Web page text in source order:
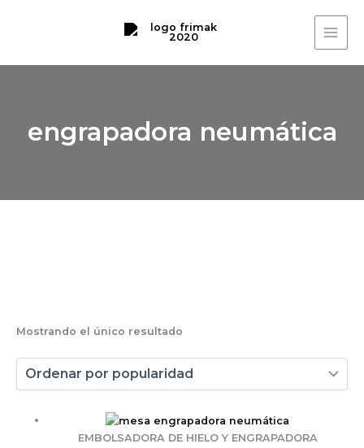
engrapadora neumática
Mostrando el único resultado
EMBOLSADORA DE HIELO Y ENGRAPADORA